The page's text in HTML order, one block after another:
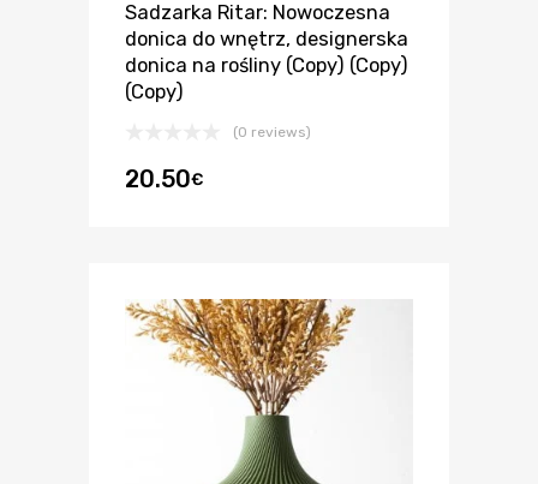
Sadzarka Ritar: Nowoczesna
donica do wnętrz, designerska
donica na rośliny (Copy) (Copy)
(Copy)
(0 reviews)
20.50€